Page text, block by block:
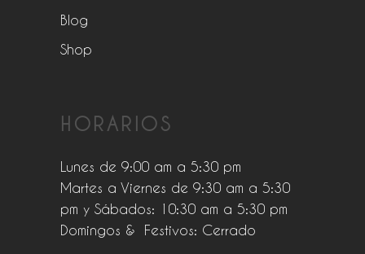
Blog
Shop
HORARIOS
Lunes de 9:00 am a 5:30 pm
Martes a Viernes de 9:30 am a 5:30
pm y Sábados: 10:30 am a 5:30 pm
Domingos & Festivos: Cerrado